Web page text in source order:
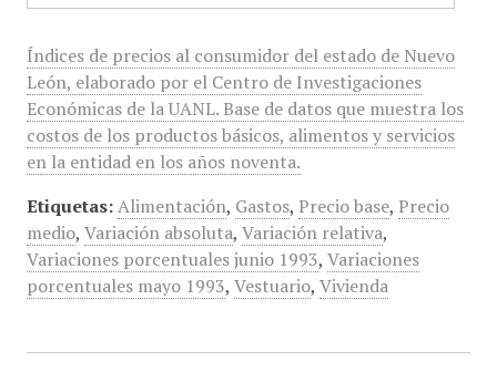
Índices de precios al consumidor del estado de Nuevo
León, elaborado por el Centro de Investigaciones
Económicas de la UANL. Base de datos que muestra los
costos de los productos básicos, alimentos y servicios
en la entidad en los años noventa.
Etiquetas: Alimentación, Gastos, Precio base, Precio
medio, Variación absoluta, Variación relativa,
Variaciones porcentuales junio 1993, Variaciones
porcentuales mayo 1993, Vestuario, Vivienda